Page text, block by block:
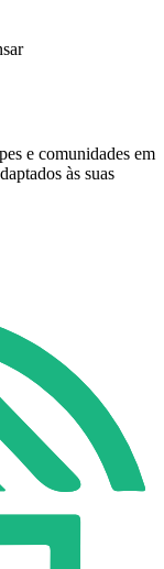
e comunidades em
às suas